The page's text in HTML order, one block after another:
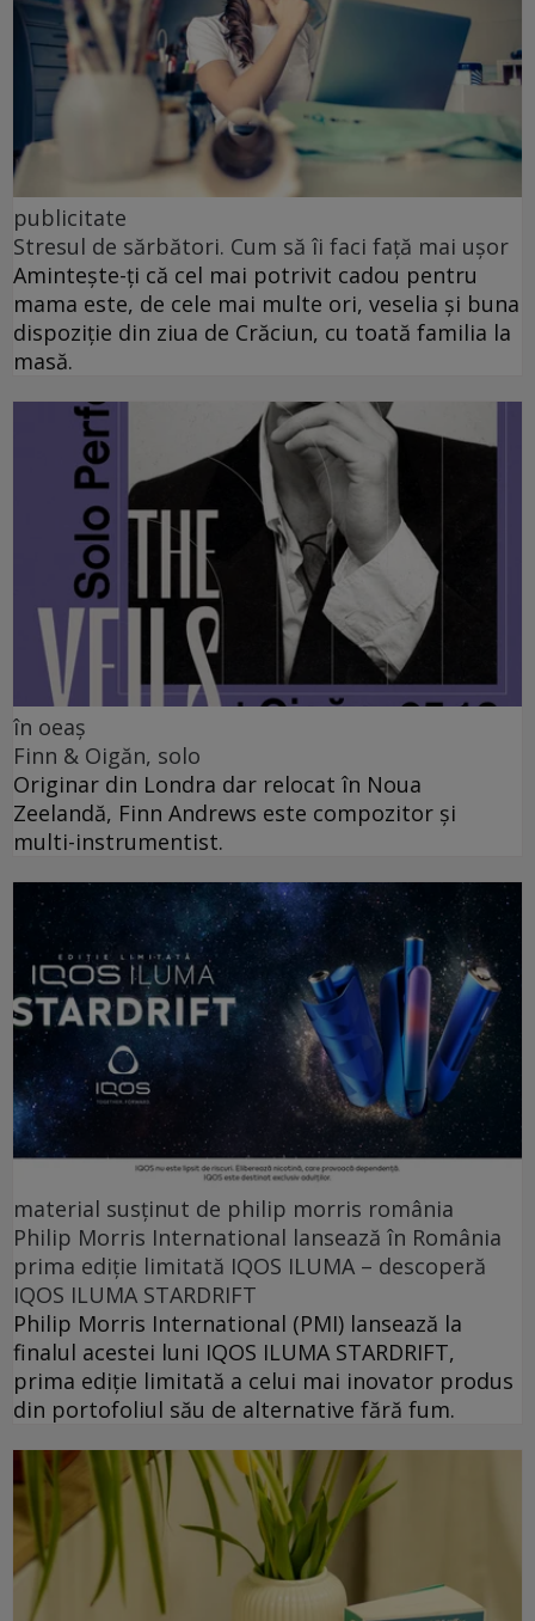
publicitate
Stresul de sărbători. Cum să îi faci față mai ușor
Amintește-ți că cel mai potrivit cadou pentru
mama este, de cele mai multe ori, veselia și buna
dispoziție din ziua de Crăciun, cu toată familia la
masă.
în oeaș
Finn & Oigăn, solo
Originar din Londra dar relocat în Noua
Zeelandă, Finn Andrews este compozitor și
multi-instrumentist.
material susținut de philip morris românia
Philip Morris International lansează în România
prima ediție limitată IQOS ILUMA – descoperă
IQOS ILUMA STARDRIFT
Philip Morris International (PMI) lansează la
finalul acestei luni IQOS ILUMA STARDRIFT,
prima ediție limitată a celui mai inovator produs
din portofoliul său de alternative fără fum.